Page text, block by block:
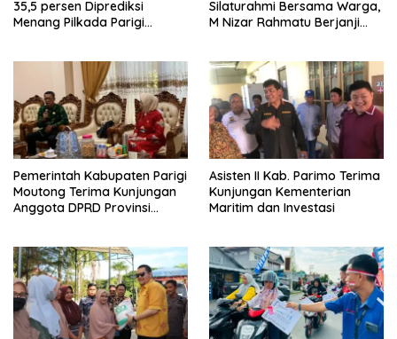
35,5 persen Diprediksi
Menang Pilkada Parigi
Silaturahmi Bersama Warga,
M Nizar Rahmatu Berjanji
Pemerintah Kabupaten Parigi
Moutong Terima Kunjungan
Anggota DPRD Provinsi
Asisten II Kab. Parimo Terima
Kunjungan Kementerian
Maritim dan Investasi